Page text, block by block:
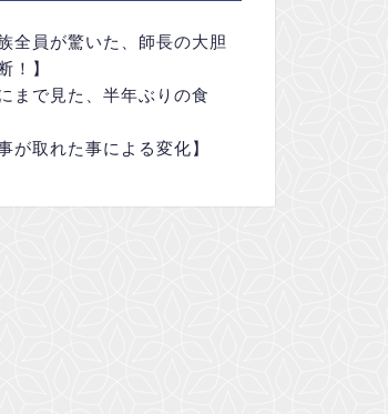
族全員が驚いた、師長の大胆
！】
にまで見た、半年ぶりの食
が取れた事による変化】